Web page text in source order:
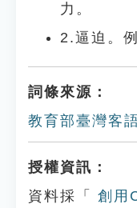
力。
2.逼迫。
詞條來源：
教育部臺灣客
授權資訊：
資料採「
創用